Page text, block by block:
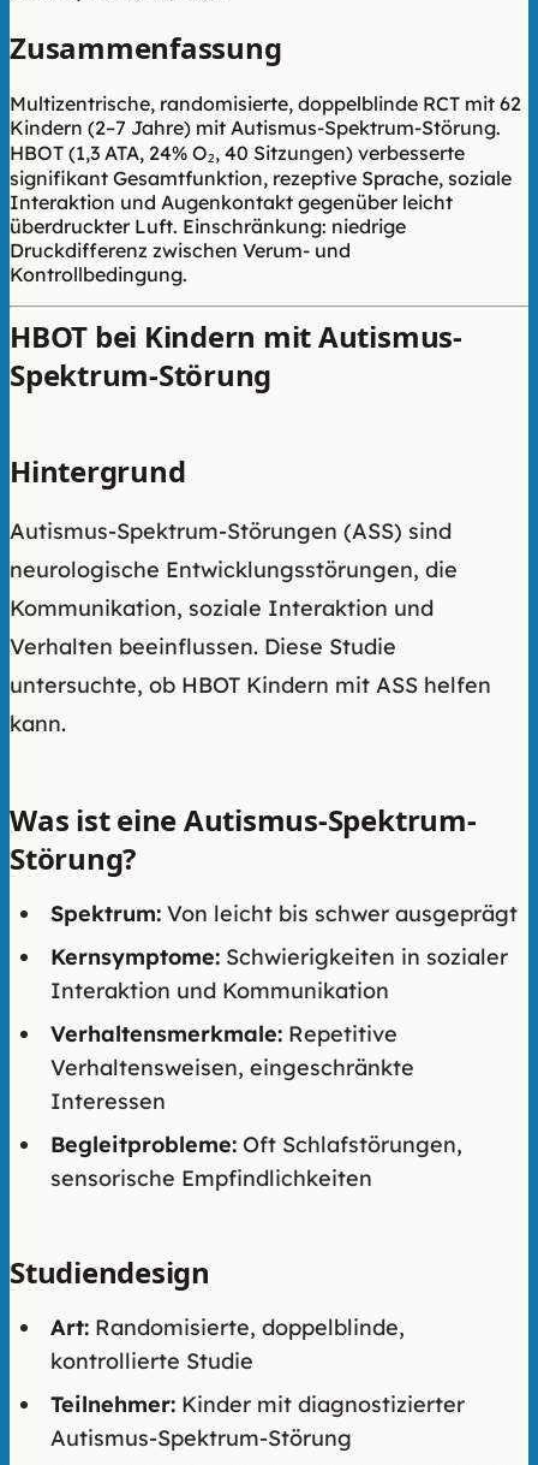
Zusammenfassung
Multizentrische, randomisierte, doppelblinde RCT mit 62
Kindern (2–7 Jahre) mit Autismus-Spektrum-Störung.
HBOT (1,3 ATA, 24% O₂, 40 Sitzungen) verbesserte
signifikant Gesamtfunktion, rezeptive Sprache, soziale
Interaktion und Augenkontakt gegenüber leicht
überdruckter Luft. Einschränkung: niedrige
Druckdifferenz zwischen Verum- und
Kontrollbedingung.
HBOT bei Kindern mit Autismus-
Spektrum-Störung
Hintergrund
Autismus-Spektrum-Störungen (ASS) sind
neurologische Entwicklungsstörungen, die
Kommunikation, soziale Interaktion und
Verhalten beeinflussen. Diese Studie
untersuchte, ob HBOT Kindern mit ASS helfen
kann.
Was ist eine Autismus-Spektrum-
Störung?
Spektrum: Von leicht bis schwer ausgeprägt
Kernsymptome: Schwierigkeiten in sozialer
Interaktion und Kommunikation
Verhaltensmerkmale: Repetitive
Verhaltensweisen, eingeschränkte
Interessen
Begleitprobleme: Oft Schlafstörungen,
sensorische Empfindlichkeiten
Studiendesign
Art: Randomisierte, doppelblinde,
kontrollierte Studie
Teilnehmer: Kinder mit diagnostizierter
Autismus-Spektrum-Störung